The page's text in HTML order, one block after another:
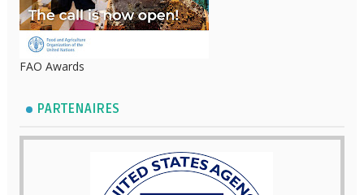
FAO Awards
PARTENAIRES